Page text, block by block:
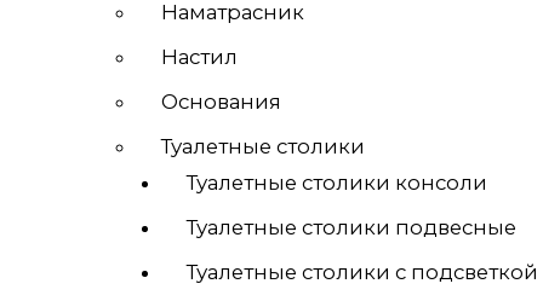
Наматрасник
Настил
Основания
Туалетные столики
Туалетные столики консоли
Туалетные столики подвесные
Туалетные столики с подсветкой